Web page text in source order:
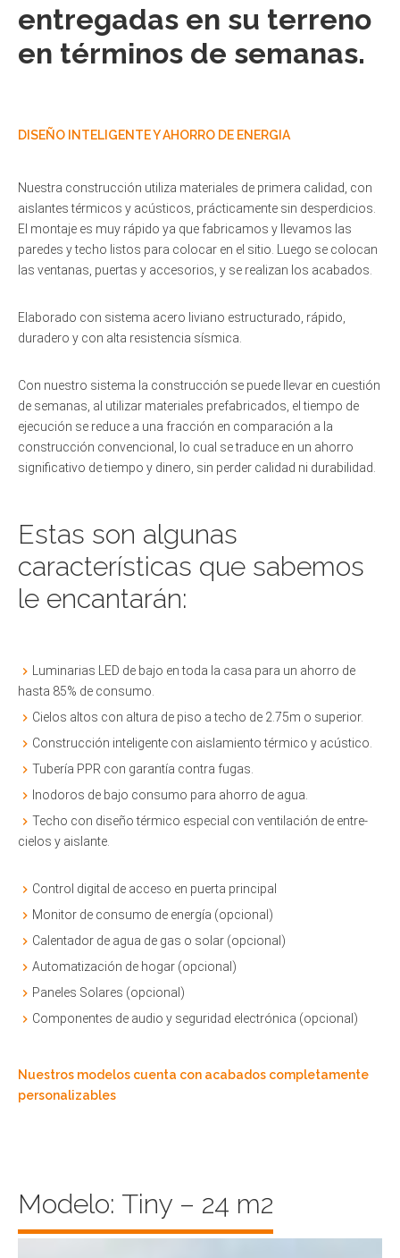
entregadas en su terreno
en términos de semanas.
DISEÑO INTELIGENTE Y AHORRO DE ENERGIA
Nuestra construcción utiliza materiales de primera calidad, con
aislantes térmicos y acústicos, prácticamente sin desperdicios.
El montaje es muy rápido ya que fabricamos y llevamos las
paredes y techo listos para colocar en el sitio. Luego se colocan
las ventanas, puertas y accesorios, y se realizan los acabados.
Elaborado con sistema acero liviano estructurado, rápido,
duradero y con alta resistencia sísmica.
Con nuestro sistema la construcción se puede llevar en cuestión
de semanas, al utilizar materiales prefabricados, el tiempo de
ejecución se reduce a una fracción en comparación a la
construcción convencional, lo cual se traduce en un ahorro
significativo de tiempo y dinero, sin perder calidad ni durabilidad.
Estas son algunas
características que sabemos
le encantarán:
Luminarias LED de bajo en toda la casa para un ahorro de
hasta 85% de consumo.
Cielos altos con altura de piso a techo de 2.75m o superior.
Construcción inteligente con aislamiento térmico y acústico.
Tubería PPR con garantía contra fugas.
Inodoros de bajo consumo para ahorro de agua.
Techo con diseño térmico especial con ventilación de entre-
cielos y aislante.
Control digital de acceso en puerta principal
Monitor de consumo de energía (opcional)
Calentador de agua de gas o solar (opcional)
Automatización de hogar (opcional)
Paneles Solares (opcional)
Componentes de audio y seguridad electrónica (opcional)
Nuestros modelos cuenta con acabados completamente
personalizables
Modelo: Tiny – 24 m2